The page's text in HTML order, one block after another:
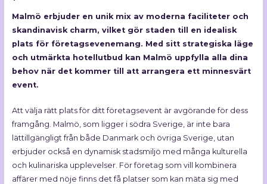
Malmö erbjuder en unik mix av moderna faciliteter och
skandinavisk charm, vilket gör staden till en idealisk
plats för företagsevenemang. Med sitt strategiska läge
och utmärkta hotellutbud kan Malmö uppfylla alla dina
behov när det kommer till att arrangera ett minnesvärt
event.
Att välja rätt plats för ditt företagsevent är avgörande för dess
framgång. Malmö, som ligger i södra Sverige, är inte bara
lättillgängligt från både Danmark och övriga Sverige, utan
erbjuder också en dynamisk stadsmiljö med många kulturella
och kulinariska upplevelser. För företag som vill kombinera
affärer med nöje finns det få platser som kan mäta sig med